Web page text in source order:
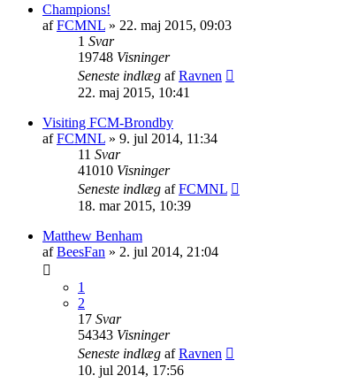
Champions!
afFCMNL » 22. maj 2015, 09:03
1 Svar
19748 Visninger
Seneste indlæg afRavnen
22. maj 2015, 10:41
Visiting FCM-Brondby
afFCMNL » 9. jul 2014, 11:34
11 Svar
41010 Visninger
Seneste indlæg afFCMNL
18. mar 2015, 10:39
Matthew Benham
afBeesFan » 2. jul 2014, 21:04
1
2
17 Svar
54343 Visninger
Seneste indlæg afRavnen
10. jul 2014, 17:56